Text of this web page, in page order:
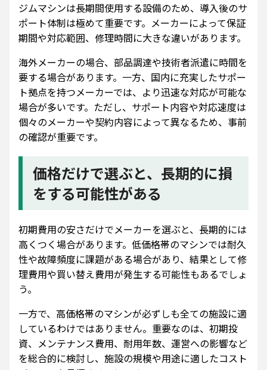
ジムマシンは長期間使用する設備のため、導入後のサ
ポート体制は極めて重要です。メーカーによって保証
期間や対応範囲、修理時間に大きな違いがあります。
海外メーカーの場合、部品調達や技術者派遣に時間を
要する場合があります。一方、国内に充実したサポー
ト拠点を持つメーカーでは、より迅速な対応が可能な
場合が多いです。ただし、サポート内容や対応速度は
個々のメーカーや契約内容によって異なるため、事前
の確認が重要です。
価格だけで選ぶと、長期的に損
をする可能性がある
初期費用の安さだけでメーカーを選ぶと、長期的には
高くつく場合があります。低価格帯のマシンでは耐久
性や故障頻度に課題がある場合があり、結果として修
理費用や買い替え費用が発生する可能性もあるでしょ
う。
一方で、高価格帯のマシンが必ずしも全ての施設に適
しているわけではありません。重要なのは、初期投
資、メンテナンス費用、耐用年数、運営への影響など
を総合的に検討し、施設の規模や用途に適したコスト